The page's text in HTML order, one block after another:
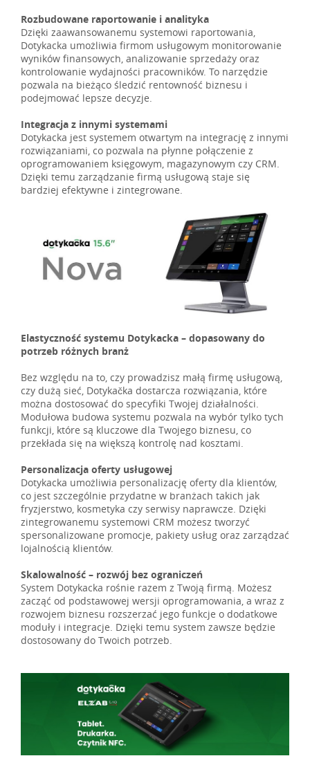
Rozbudowane raportowanie i analityka
Dzięki zaawansowanemu systemowi raportowania,
Dotykacka umożliwia firmom usługowym monitorowanie
wyników finansowych, analizowanie sprzedaży oraz
kontrolowanie wydajności pracowników. To narzędzie
pozwala na bieżąco śledzić rentowność biznesu i
podejmować lepsze decyzje.
Integracja z innymi systemami
Dotykacka jest systemem otwartym na integrację z innymi
rozwiązaniami, co pozwala na płynne połączenie z
oprogramowaniem księgowym, magazynowym czy CRM.
Dzięki temu zarządzanie firmą usługową staje się
bardziej efektywne i zintegrowane.
Elastyczność systemu Dotykacka – dopasowany do
potrzeb różnych branż
Bez względu na to, czy prowadzisz małą firmę usługową,
czy dużą sieć, Dotykačka dostarcza rozwiązania, które
można dostosować do specyfiki Twojej działalności.
Modułowa budowa systemu pozwala na wybór tylko tych
funkcji, które są kluczowe dla Twojego biznesu, co
przekłada się na większą kontrolę nad kosztami.
Personalizacja oferty usługowej
Dotykacka umożliwia personalizację oferty dla klientów,
co jest szczególnie przydatne w branżach takich jak
fryzjerstwo, kosmetyka czy serwisy naprawcze. Dzięki
zintegrowanemu systemowi CRM możesz tworzyć
spersonalizowane promocje, pakiety usług oraz zarządzać
lojalnością klientów.
Skalowalność – rozwój bez ograniczeń
System Dotykacka rośnie razem z Twoją firmą. Możesz
zacząć od podstawowej wersji oprogramowania, a wraz z
rozwojem biznesu rozszerzać jego funkcje o dodatkowe
moduły i integracje. Dzięki temu system zawsze będzie
dostosowany do Twoich potrzeb.